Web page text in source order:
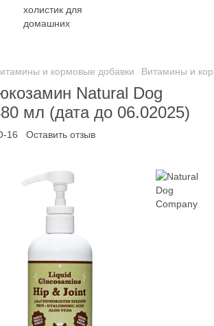
и кормовые добавки Витамины и
Natural Dog
мл (дата до 06.02025)
16 Оставить отзыв